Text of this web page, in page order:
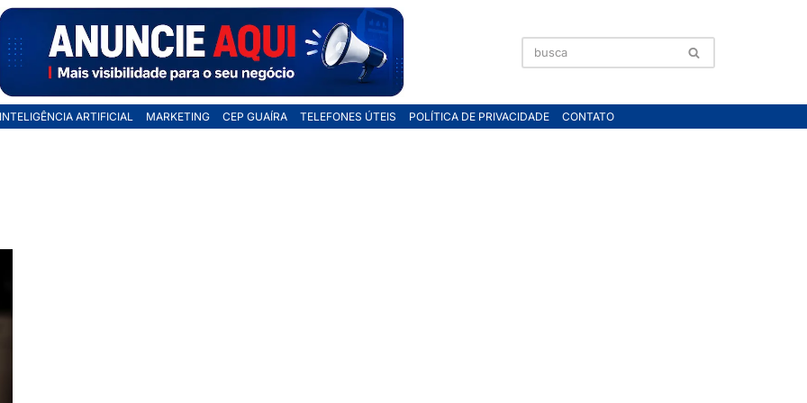
INTELIGÊNCIA ARTIFICIAL MARKETING CEP GUAÍRA TELEFONES ÚTEIS POLÍTICA DE PRIVACIDADE CONTATO